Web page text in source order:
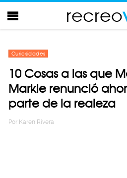
recreo
Curiosidades
10 Cosas a las que
Markle renunció
parte de la realeza
Por Karen Rivera